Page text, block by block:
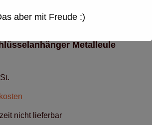
Metalleule
nicht lieferbar
aber mit Freude :)